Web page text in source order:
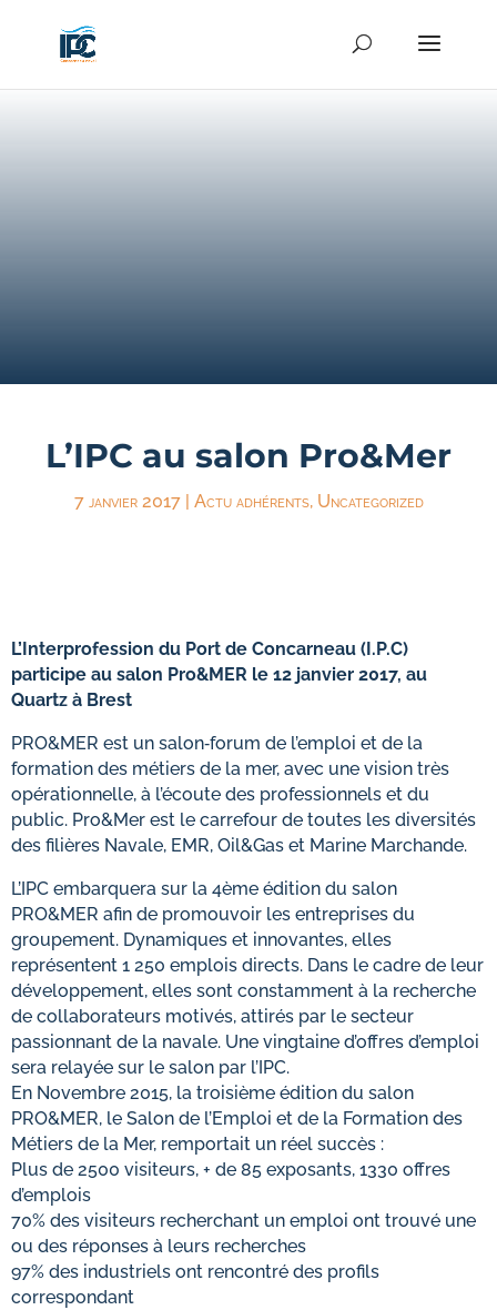
L’IPC au salon Pro&Mer
7 janvier 2017| Actu adhérents, Uncategorized
L’Interprofession du Port de Concarneau (I.P.C)
participe au salon Pro&MER le 12 janvier 2017, au
Quartz à Brest
PRO&MER est un salon‐forum de l’emploi et de la
formation des métiers de la mer, avec une vision très
opérationnelle, à l’écoute des professionnels et du
public. Pro&Mer est le carrefour de toutes les diversités
des filières Navale, EMR, Oil&Gas et Marine Marchande.
L’IPC embarquera sur la 4ème édition du salon
PRO&MER afin de promouvoir les entreprises du
groupement. Dynamiques et innovantes, elles
représentent 1 250 emplois directs. Dans le cadre de leur
développement, elles sont constamment à la recherche
de collaborateurs motivés, attirés par le secteur
passionnant de la navale. Une vingtaine d’offres d’emploi
sera relayée sur le salon par l’IPC.
En Novembre 2015, la troisième édition du salon
PRO&MER, le Salon de l’Emploi et de la Formation des
Métiers de la Mer, remportait un réel succès :
Plus de 2500 visiteurs, + de 85 exposants, 1330 offres
d’emplois
70% des visiteurs recherchant un emploi ont trouvé une
ou des réponses à leurs recherches
97% des industriels ont rencontré des profils
correspondant